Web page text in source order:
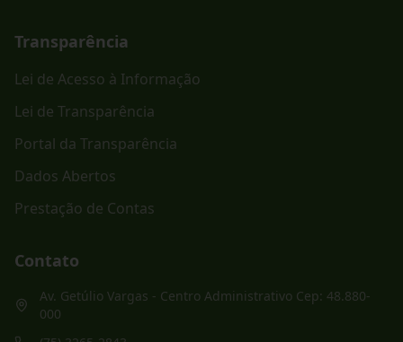
Transparência
Lei de Acesso à Informação
Lei de Transparência
Portal da Transparência
Dados Abertos
Prestação de Contas
Contato
Av. Getúlio Vargas - Centro Administrativo Cep: 48.880-
000